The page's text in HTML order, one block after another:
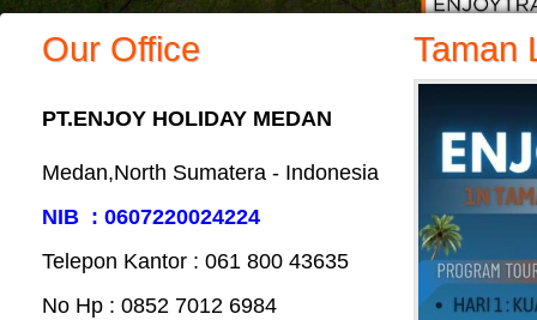
Our Office
PT.ENJOY HOLIDAY MEDAN
Medan,North Sumatera - Indonesia
NIB : 0607220024224
Telepon Kantor : 061‎ 800 43635
No Hp : 0852 7012 6984
Taman